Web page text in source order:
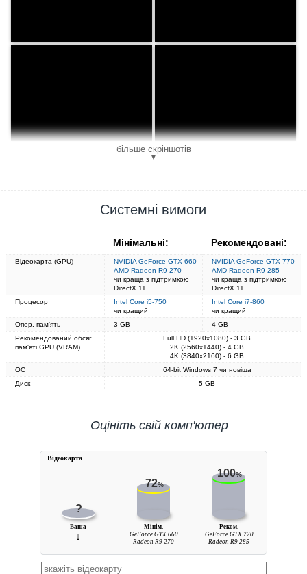
більше скріншотів
▼
Системні вимоги
Мінімальні: Рекомендовані:
Відеокарта (GPU)
NVIDIA GeForce GTX 660
AMD Radeon R9 270
чи краща з підтримкою
DirectX 11
NVIDIA GeForce GTX 770
AMD Radeon R9 285
чи краща з підтримкою
DirectX 11
Процесор
Intel Core i5-750
чи кращий
Intel Core i7-860
чи кращий
Опер. пам'ять
3 GB
4 GB
Рекомендований обсяг
пам'яті GPU (VRAM)
Full HD (1920x1080) - 3 GB
2K (2560x1440) - 4 GB
4K (3840x2160) - 6 GB
ОС
64-bit Windows 7 чи новіша
Диск
5 GB
Оцініть свій комп'ютер
?
72%
100%
Ваша
↓
Мінім.
GeForce GTX 660
Radeon R9 270
Реком.
GeForce GTX 770
Radeon R9 285
Вiдеокарта